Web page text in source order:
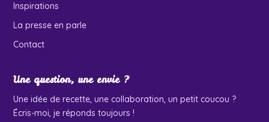
Inspirations
La presse en parle
Contact
Une question, une envie ?
Une idée de recette, une collaboration, un petit coucou ?
Écris-moi, je réponds toujours !